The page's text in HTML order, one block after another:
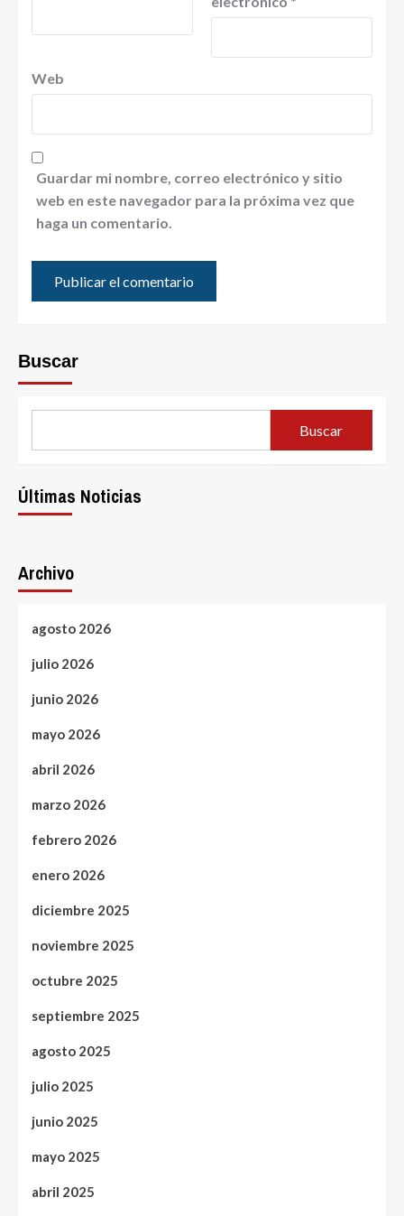
Web
Guardar mi nombre, correo electrónico y sitio
web en este navegador para la próxima vez que
haga un comentario.
Buscar
Buscar
Últimas Noticias
Archivo
agosto 2026
julio 2026
junio 2026
mayo 2026
abril 2026
marzo 2026
febrero 2026
enero 2026
diciembre 2025
noviembre 2025
octubre 2025
septiembre 2025
agosto 2025
julio 2025
junio 2025
mayo 2025
abril 2025